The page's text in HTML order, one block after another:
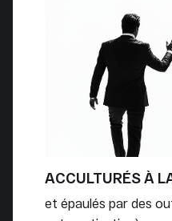
ACCULTURÉS À
et épaulés par des